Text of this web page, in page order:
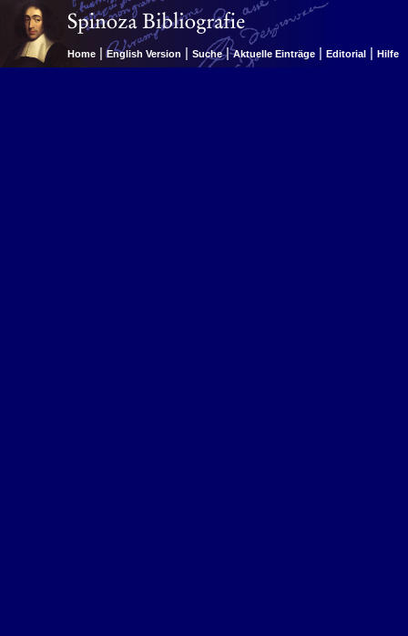
Home | English Version | Suche | Aktuelle Einträge | Editorial | Hilfe